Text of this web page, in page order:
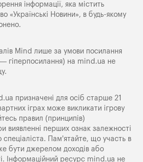
інформації, яка містить
«Українські Новини», в будь-якому
Mind лише за умови посилання
гіперпосилання) на mind.ua не
призначені для осіб старше 21
іграх може викликати ігрову
правил (принципів)
виявленні перших ознак залежності
спеціаліста. Пам'ятайте, що участь в
бути джерелом доходів або
Інформаційний ресурс mind.ua не